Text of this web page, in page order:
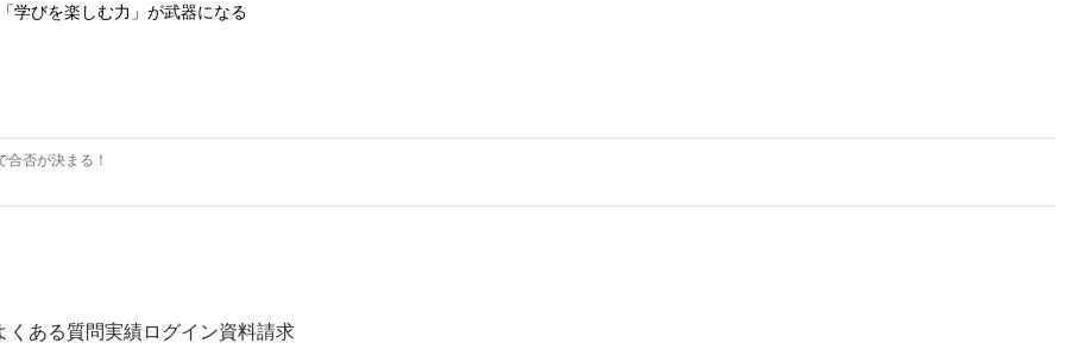
学びを楽しむ力」が武器になる
否が決まる！
くある質問実績ログイン資料請求